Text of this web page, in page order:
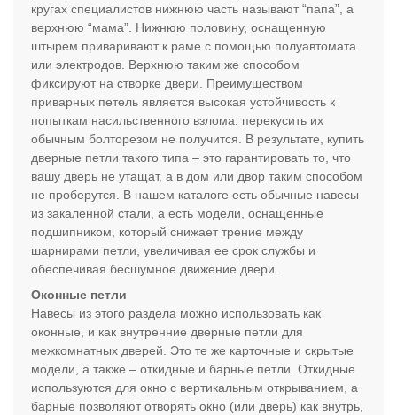
кругах специалистов нижнюю часть называют “папа”, а
верхнюю “мама”. Нижнюю половину, оснащенную
штырем приваривают к раме с помощью полуавтомата
или электродов. Верхнюю таким же способом
фиксируют на створке двери. Преимуществом
приварных петель является высокая устойчивость к
попыткам насильственного взлома: перекусить их
обычным болторезом не получится. В результате, купить
дверные петли такого типа – это гарантировать то, что
вашу дверь не утащат, а в дом или двор таким способом
не проберутся. В нашем каталоге есть обычные навесы
из закаленной стали, а есть модели, оснащенные
подшипником, который снижает трение между
шарнирами петли, увеличивая ее срок службы и
обеспечивая бесшумное движение двери.
Оконные петли
Навесы из этого раздела можно использовать как
оконные, и как внутренние дверные петли для
межкомнатных дверей. Это те же карточные и скрытые
модели, а также – откидные и барные петли. Откидные
используются для окно с вертикальным открыванием, а
барные позволяют отворять окно (или дверь) как внутрь,